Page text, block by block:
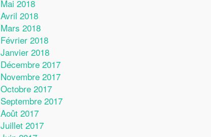
Mai 2018
Avril 2018
Mars 2018
Février 2018
Janvier 2018
Décembre 2017
Novembre 2017
Octobre 2017
Septembre 2017
Août 2017
Juillet 2017